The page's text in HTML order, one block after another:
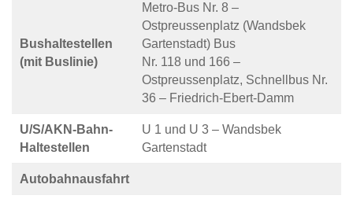
Bushaltestellen
(mit Buslinie)
Metro-Bus Nr. 8 –
Ostpreussenplatz (Wandsbek
Gartenstadt) Bus
Nr. 118 und 166 –
Ostpreussenplatz, Schnellbus Nr.
36 – Friedrich-Ebert-Damm
U/S/AKN-Bahn-
Haltestellen
U 1 und U 3 – Wandsbek
Gartenstadt
Autobahnausfahrt